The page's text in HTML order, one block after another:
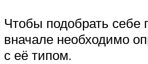
Чтобы подобрать себе
вначале необходимо
с её типом.